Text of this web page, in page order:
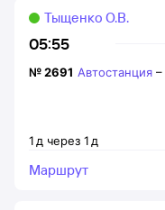
05:55
Тыщенко О.В.
1 д через 1 д
№2691 Автостанция –
Маршрут